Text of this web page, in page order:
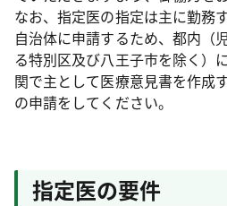
なお、指定医の指定は主に勤務
自治体に申請するため、都内（
る特別区及び八王子市を除く）
関で主として医療意見書を作成
の申請をしてください。
指定医の要件